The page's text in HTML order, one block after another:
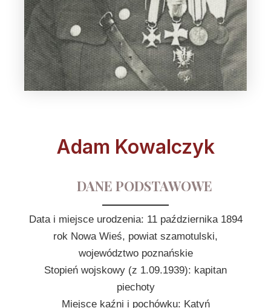
Adam Kowalczyk
DANE PODSTAWOWE
Data i miejsce urodzenia: 11 października 1894
rok Nowa Wieś, powiat szamotulski,
województwo poznańskie
Stopień wojskowy (z 1.09.1939): kapitan
piechoty
Miejsce kaźni i pochówku: Katyń